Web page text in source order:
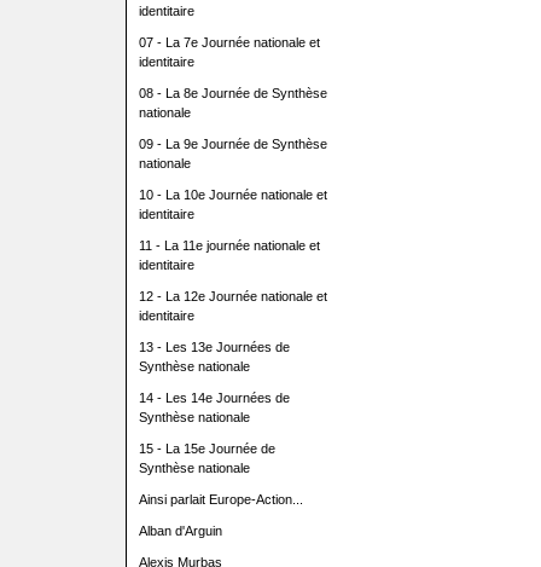
identitaire
07 - La 7e Journée nationale et
identitaire
08 - La 8e Journée de Synthèse
nationale
09 - La 9e Journée de Synthèse
nationale
10 - La 10e Journée nationale et
identitaire
11 - La 11e journée nationale et
identitaire
12 - La 12e Journée nationale et
identitaire
13 - Les 13e Journées de
Synthèse nationale
14 - Les 14e Journées de
Synthèse nationale
15 - La 15e Journée de
Synthèse nationale
Ainsi parlait Europe-Action...
Alban d'Arguin
Alexis Murbas